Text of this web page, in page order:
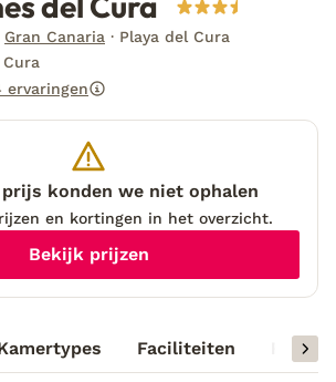
Gran Canaria
Playa del Cura
ervaringen
Faciliteiten
prijs konden we niet ophalen
en kortingen in het overzicht.
Bekijk prijzen